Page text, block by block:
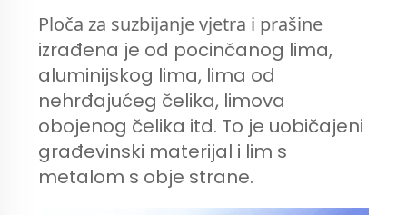
Ploča za suzbijanje vjetra i prašine
izrađena je od pocinčanog lima,
aluminijskog lima, lima od
nehrđajućeg čelika, limova
obojenog čelika itd. To je uobičajeni
građevinski materijal i lim s
metalom s obje strane.